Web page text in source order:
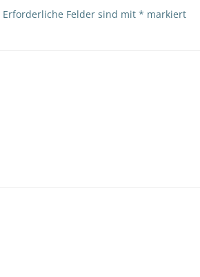
Erforderliche Felder sind mit * markiert